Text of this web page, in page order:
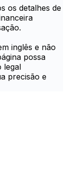
os detalhes de
inglês e não
possa
legal
precisão e